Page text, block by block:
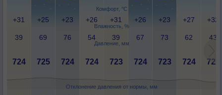
Комфорт, °C
Влажность, %
Давление, мм
Отклонение давления от нормы, мм
+31 +25 +23 +26 +31 +26 +23 +27 +32
39 69 76 54 39 67 73 62 43
724 725 724 724 723 724 723 724 722